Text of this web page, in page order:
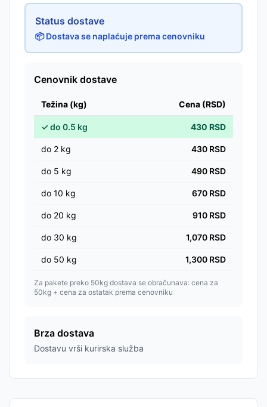
Status dostave
📦 Dostava se naplaćuje prema cenovniku
Cenovnik dostave
Težina (kg) Cena (RSD)
✓do 0.5 kg 430 RSD
do 2 kg 430 RSD
do 5 kg 490 RSD
do 10 kg 670 RSD
do 20 kg 910 RSD
do 30 kg 1,070 RSD
do 50 kg 1,300 RSD
Za pakete preko 50kg dostava se obračunava: cena za
50kg + cena za ostatak prema cenovniku
Brza dostava
Dostavu vrši kurirska služba